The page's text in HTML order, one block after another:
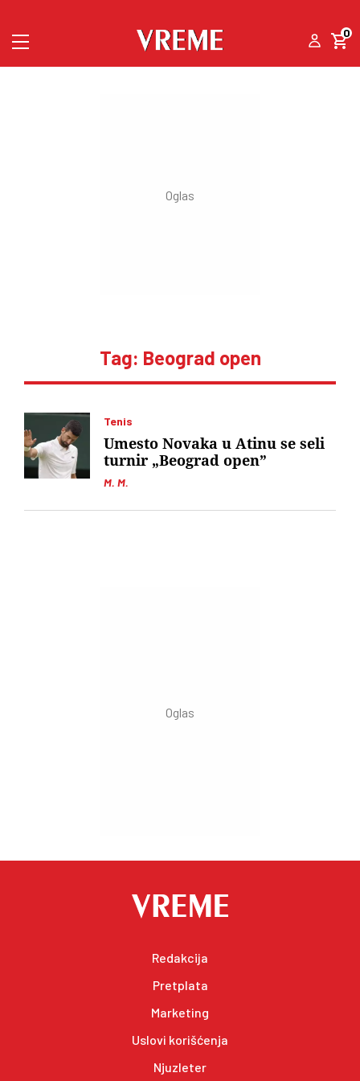
0
Tag: Beograd open
Tenis
M. M.
Umesto Novaka u Atinu se seli
turnir „Beograd open”
Redakcija
Pretplata
Marketing
Uslovi korišćenja
Njuzleter